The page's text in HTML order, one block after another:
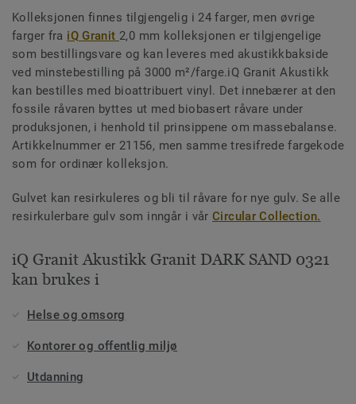
Kolleksjonen finnes tilgjengelig i 24 farger, men øvrige
farger fra iQ Granit 2,0 mm kolleksjonen er tilgjengelige
som bestillingsvare og kan leveres med akustikkbakside
ved minstebestilling på 3000 m²/farge.iQ Granit Akustikk
kan bestilles med bioattribuert vinyl. Det innebærer at den
fossile råvaren byttes ut med biobasert råvare under
produksjonen, i henhold til prinsippene om massebalanse.
Artikkelnummer er 21156, men samme tresifrede fargekode
som for ordinær kolleksjon.
Gulvet kan resirkuleres og bli til råvare for nye gulv. Se alle
resirkulerbare gulv som inngår i vårCircular Collection.
iQ Granit Akustikk Granit DARK SAND 0321
kan brukes i
Helse og omsorg
Kontorer og offentlig miljø
Utdanning